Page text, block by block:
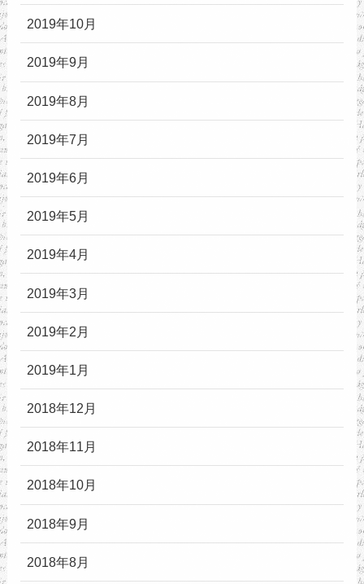
2019年10月
2019年9月
2019年8月
2019年7月
2019年6月
2019年5月
2019年4月
2019年3月
2019年2月
2019年1月
2018年12月
2018年11月
2018年10月
2018年9月
2018年8月